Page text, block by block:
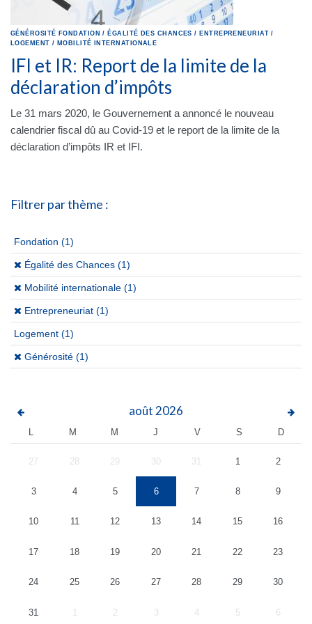
GÉNÉROSITÉ FONDATION / ÉGALITÉ DES CHANCES / ENTREPRENEURIAT /
LOGEMENT / MOBILITÉ INTERNATIONALE
IFI et IR: Report de la limite de la
déclaration d’impôts
Le 31 mars 2020, le Gouvernement a annoncé le nouveau
calendrier fiscal dû au Covid-19 et le report de la limite de la
déclaration d’impôts IR et IFI.
Filtrer par thème :
Fondation (1)
(x)
Égalité des Chances (1)
(x)
Mobilité internationale (1)
(x)
Entrepreneuriat (1)
Logement (1)
(x)
Générosité (1)
août 2026
L M M J V S D
27 28 29 30 31 1 2
3 4 5 6 7 8 9
10 11 12 13 14 15 16
17 18 19 20 21 22 23
24 25 26 27 28 29 30
31 1 2 3 4 5 6